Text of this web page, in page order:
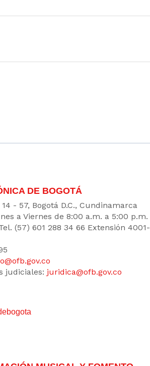
DE BOGOTÁ
- 57, Bogotá D.C., Cundinamarca
a Viernes de 8:00 a.m. a 5:00 p.m.
(57) 601 288 34 66 Extensión 4001-
judiciales: juridica@ofb.gov.co